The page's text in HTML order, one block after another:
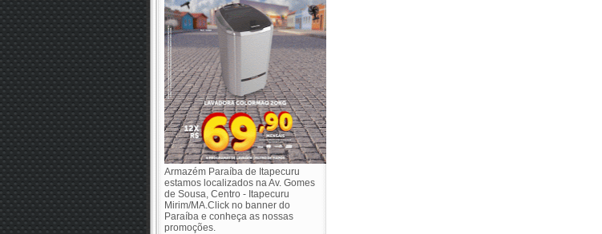
Armazém Paraíba de Itapecuru
estamos localizados na Av. Gomes
de Sousa, Centro - Itapecuru
Mirim/MA.Click no banner do
Paraíba e conheça as nossas
promoções.